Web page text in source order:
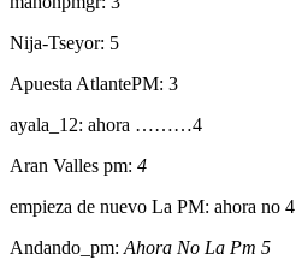
Nija-Tseyor: 5
Apuesta AtlantePM: 3
ayala_12: ahora ………4
Aran Valles pm: 4
empieza de nuevo La PM: ahora no 4
Andando_pm: Ahora No La Pm 5